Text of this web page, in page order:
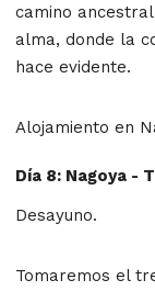
camino
alma, donde la
hace evidente.
Alojamiento en
Día 8: Nagoya -
Desayuno.
Tomaremos el